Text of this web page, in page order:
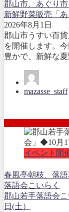
郡山市、あぐり
新鮮野菜販売「
2026年8月1日
郡山市うすい百
を開催します。
豊かで、新鮮な
mazasse_staff
イベント開
春風亭朝枝、落語
落語会こいらく
郡山若手落語会
日(土）